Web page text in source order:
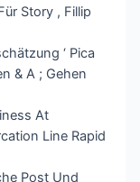
Story , Fillip
‘ Pica
& A ; Gehen
At
Line Rapid
Post Und